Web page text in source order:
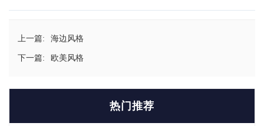
上一篇: 海边风格
下一篇: 欧美风格
热门推荐